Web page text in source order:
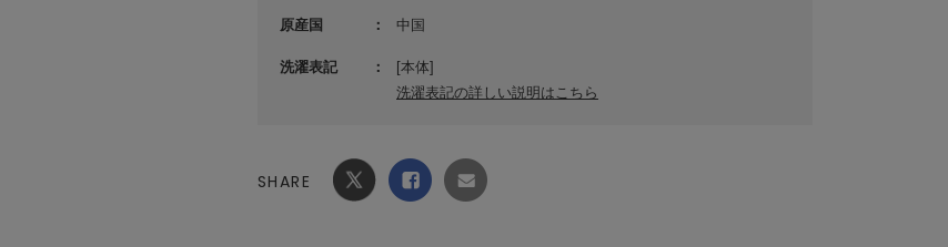
原産国 中国
洗濯表記
[本体]
洗濯表記の詳しい説明はこちら
SHARE